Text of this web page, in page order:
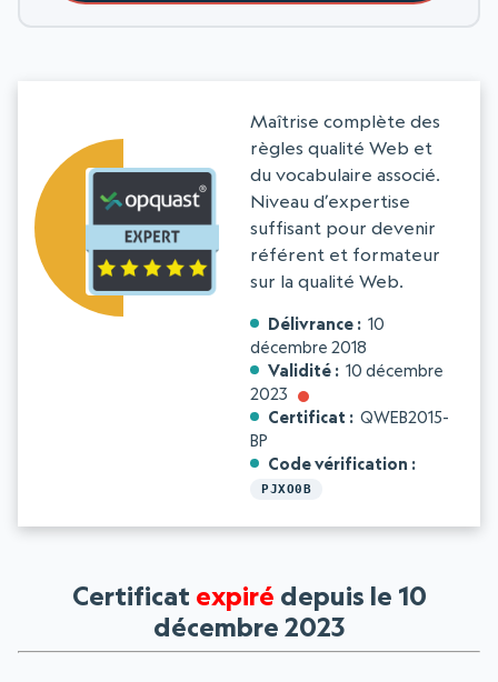
Maîtrise complète des
règles qualité Web et
du vocabulaire associé.
Niveau d’expertise
suffisant pour devenir
référent et formateur
sur la qualité Web.
Délivrance
10
décembre 2018
Validité
10 décembre
2023
Certificat
QWEB2015-
BP
Code vérification
PJXO0B
Certificat expiré depuis le 10
décembre 2023